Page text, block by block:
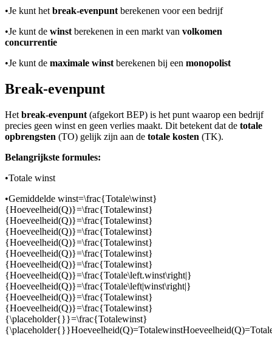
•Je kunt het break-evenpunt berekenen voor een bedrijf
•Je kunt de winst berekenen in een markt van volkomen
concurrentie
•Je kunt de maximale winst berekenen bij een monopolist
Break-evenpunt
Het break-evenpunt (afgekort BEP) is het punt waarop een bedrijf
precies geen winst en geen verlies maakt. Dit betekent dat de totale
opbrengsten (TO) gelijk zijn aan de totale kosten (TK).
Belangrijkste formules:
•Totale winst
•Gemiddelde winst=\frac{Totale\winst}
{Hoeveelheid(Q)}=\frac{Totalewinst}
{Hoeveelheid(Q)}=\frac{Totalewinst}
{Hoeveelheid(Q)}=\frac{Totalewinst}
{Hoeveelheid(Q)}=\frac{Totalewinst}
{Hoeveelheid(Q)}=\frac{Totalewinst}
{Hoeveelheid(Q)}=\frac{Totalewinst}
{Hoeveelheid(Q)}=\frac{Totale\left.winst\right|}
{Hoeveelheid(Q)}=\frac{Totale\left|winst\right|}
{Hoeveelheid(Q)}=\frac{Totalewinst}
{Hoeveelheid(Q)}=\frac{Totalewinst}
{\placeholder{}}=\frac{Totalewinst}